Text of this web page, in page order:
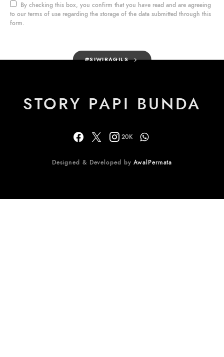
By checking this box, you confirm that you have read and are agreeing
to our terms of use regarding the storage of the data submitted through this
form.
@SIWIRAGILS
STORY PAPI BUNDA
20K
Designed & Developed byAwalPermata